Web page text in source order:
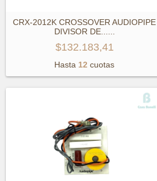
CRX-2012K CROSSOVER AUDIOPIPE
DIVISOR DE...
$132.183,41
Hasta 12 cuotas